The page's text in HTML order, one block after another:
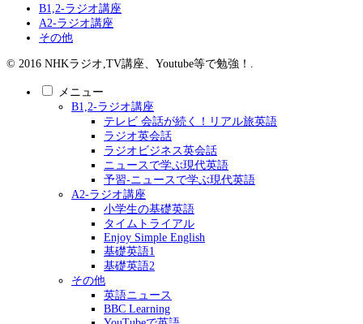
B1,2-ラジオ講座
A2-ラジオ講座
その他
© 2016 NHKラジオ,TV講座、Youtube等で勉強！.
メニュー
B1,2-ラジオ講座
テレビ 会話が続く！リアル旅英語
ラジオ英会話
ラジオビジネス英会話
ニュースで学ぶ現代英語
予習-ニュースで学ぶ現代英語
A2-ラジオ講座
小学生の基礎英語
タイムトライアル
Enjoy Simple English
基礎英語1
基礎英語2
その他
英語ニュース
BBC Learning